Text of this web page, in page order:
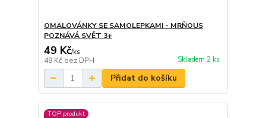
OMALOVÁNKY SE SAMOLEPKAMI - MRŇOUS
POZNÁVÁ SVĚT 3+
49 Kč/ks
49 Kč bez DPH Skladem 2 ks
Přidat do košíku
TOP produkt